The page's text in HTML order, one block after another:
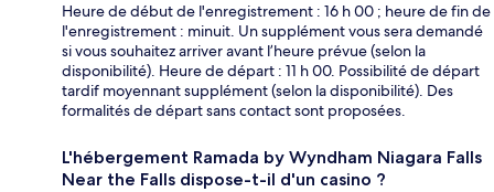
Heure de début de l'enregistrement : 16 h 00 ; heure de fin de
l'enregistrement : minuit. Un supplément vous sera demandé
si vous souhaitez arriver avant l’heure prévue (selon la
disponibilité). Heure de départ : 11 h 00. Possibilité de départ
tardif moyennant supplément (selon la disponibilité). Des
formalités de départ sans contact sont proposées.
L'hébergement Ramada by Wyndham Niagara Falls
Near the Falls dispose-t-il d'un casino ?